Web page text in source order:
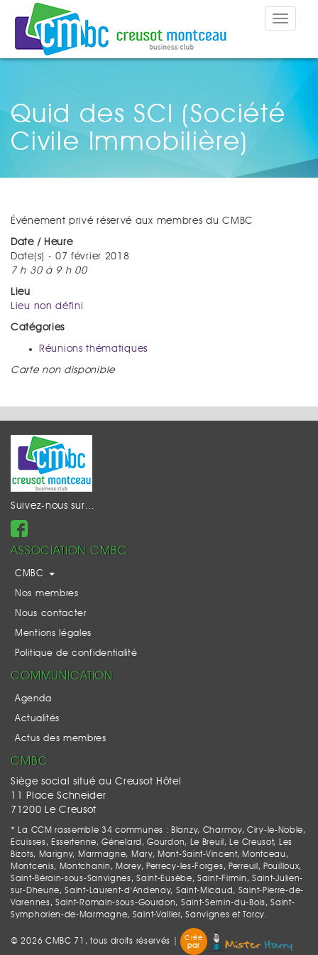
Toggle
Quid des SCI (Société
Civile Immobilière)
Événement privé réservé aux membres du CMBC
Date / Heure
Date(s) - 07 février 2018
7 h 30 à 9 h 00
Lieu
Lieu non défini
Catégories
Réunions thématiques
Carte non disponible
Suivez-nous sur…
ASSOCIATION CMBC
CMBC
Nos membres
Nous contacter
Mentions légales
Politique de confidentialité
COMMUNICATION
Agenda
Actualités
Actus des membres
CMBC
Siège social situé au Creusot Hôtel
11 Place Schneider
71200 Le Creusot
* La CCM rassemble 34 communes : Blanzy, Charmoy, Ciry-le-Noble,
Ecuisses, Essertenne, Génelard, Gourdon, Le Breuil, Le Creusot, Les
Bizots, Marigny, Marmagne, Mary, Mont-Saint-Vincent, Montceau,
Montcenis, Montchanin, Morey, Perrecy-les-Forges, Perreuil, Pouilloux,
Saint-Bérain-sous-Sanvignes, Saint-Eusèbe, Saint-Firmin, Saint-Julien-
sur-Dheune, Saint-Laurent-d'Andenay, Saint-Micaud, Saint-Pierre-de-
Varennes, Saint-Romain-sous-Gourdon, Saint-Sernin-du-Bois, Saint-
Symphorien-de-Marmagne, Saint-Vallier, Sanvignes et Torcy.
© 2026 CMBC 71, tous droits réservés |
Créé
par